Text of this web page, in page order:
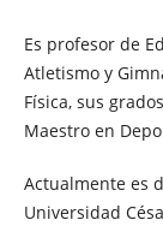
Es profesor de
Atletismo y
Física, sus
Maestro en
Actualmente es
Universidad